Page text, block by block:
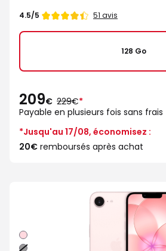
Note
4.5/5 51 avis
128 Go
209€ au
lieu
de
229€*
Payable en plusieurs fois sans frais
*Jusqu'au 17/08, économisez :
20€ remboursés après achat
Rose
Noir